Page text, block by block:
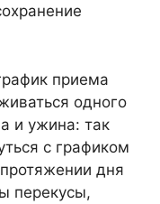
приема
одного
и ужина: так
с графиком
дня
перекусы,